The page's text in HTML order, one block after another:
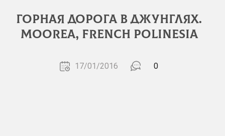
Горная дорога в джунглях.
Moorea, French Polinesia
17/01/2016 0